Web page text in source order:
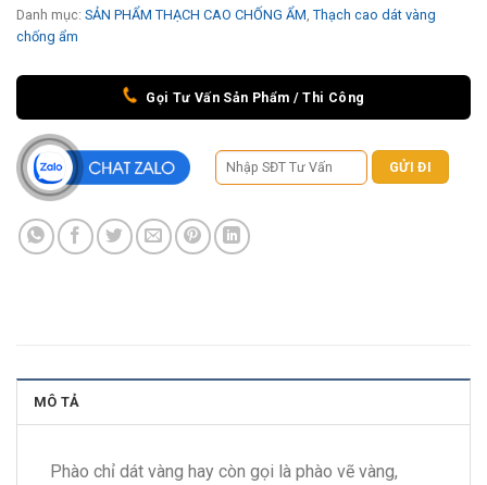
Danh mục: SẢN PHẨM THẠCH CAO CHỐNG ẨM, Thạch cao dát vàng
chống ẩm
Gọi Tư Vấn Sản Phẩm / Thi Công
MÔ TẢ
Phào chỉ dát vàng hay còn gọi là phào vẽ vàng,